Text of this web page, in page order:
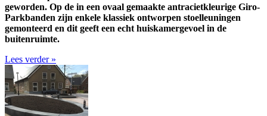
geworden. Op de in een ovaal gemaakte antracietkleurige Giro-
Parkbanden zijn enkele klassiek ontworpen stoelleuningen
gemonteerd en dit geeft een echt huiskamergevoel in de
buitenruimte.
Lees verder »